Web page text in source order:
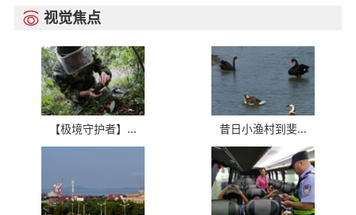
 视觉焦点
【极境守护者】... 昔日小渔村到斐...